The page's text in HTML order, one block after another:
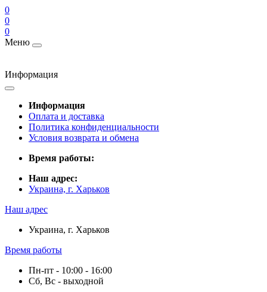
0
0
0
Меню
Информация
Информация
Оплата и доставка
Политика конфиденциальности
Условия возврата и обмена
Время работы:
Наш адрес:
Украина, г. Харьков
Наш адрес
Украина, г. Харьков
Время работы
Пн-пт - 10:00 - 16:00
Сб, Вс - выходной